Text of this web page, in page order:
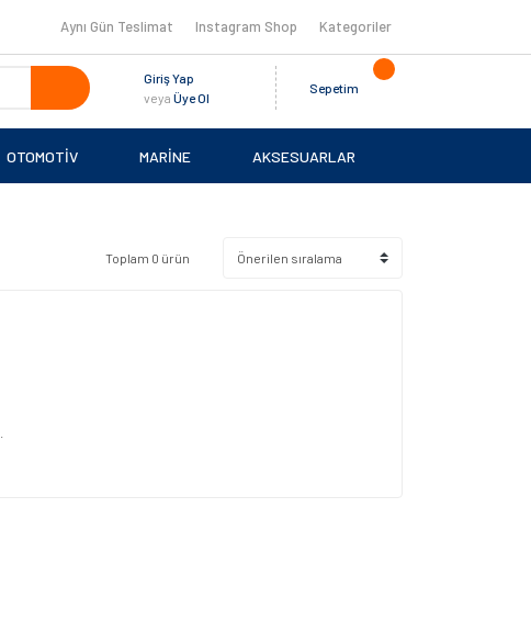
Aynı Gün Teslimat Instagram Shop Kategoriler
Giriş Yap
veya Üye Ol
Sepetim
OTOMOTİV MARİNE AKSESUARLAR
Toplam 0 ürün